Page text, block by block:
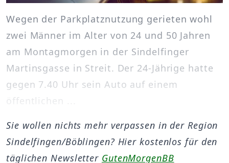
Wegen der Parkplatznutzung gerieten wohl
zwei Männer im Alter von 24 und 50 Jahren
am Montagmorgen in der Sindelfinger
Martinsgasse in Streit. Der 24-Jährige hatte
gegen 7.40 Uhr sein Auto auf einem
öffentlichen ...
Sie wollen nichts mehr verpassen in der Region
Sindelfingen/Böblingen? Hier kostenlos für den
täglichen Newsletter GutenMorgenBB